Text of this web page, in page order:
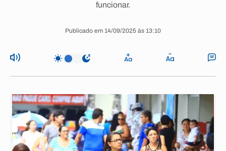
funcionar.
Publicado em 14/09/2025 às 13:10